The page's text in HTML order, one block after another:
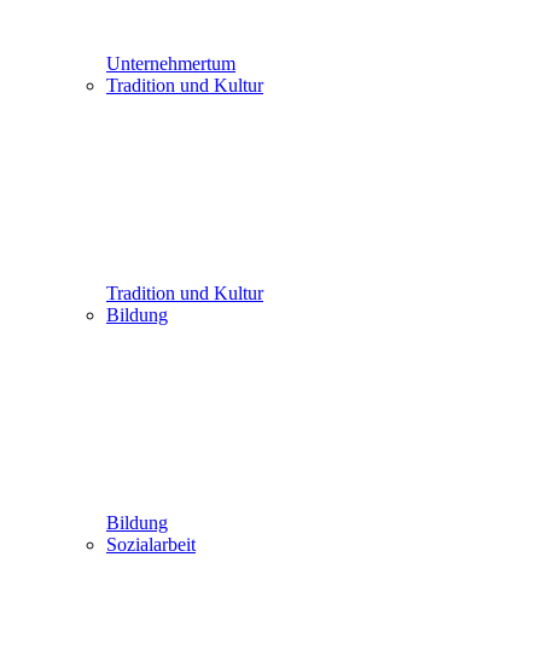
Unternehmertum
Tradition und Kultur
Tradition und Kultur
Bildung
Bildung
Sozialarbeit